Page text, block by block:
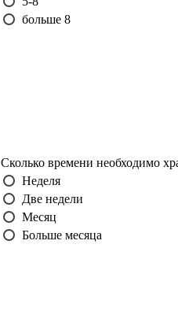
больше 8
Сколько времени необходимо
Неделя
Две недели
Месяц
Больше месяца